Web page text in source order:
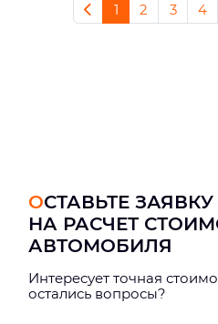
1 2 3 4
ОСТАВЬТЕ ЗАЯВКУ
НА РАСЧЕТ
АВТОМОБИЛЯ
Интерeсует точная
остались вопросы?